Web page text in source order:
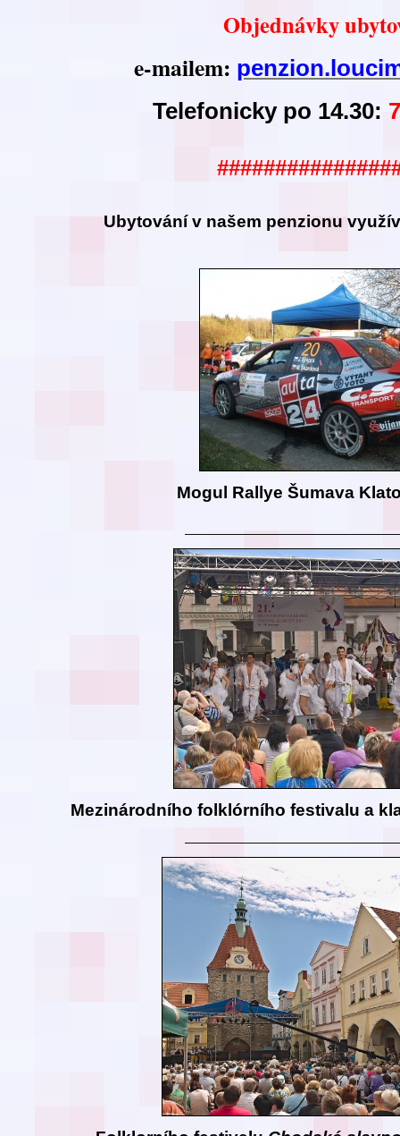
Objednávky
e-mailem:
Telefonicky po 14.30:
Ubytování v našem penzionu
Mogul Rallye Šumava
Mezinárodního folklórního festivalu a